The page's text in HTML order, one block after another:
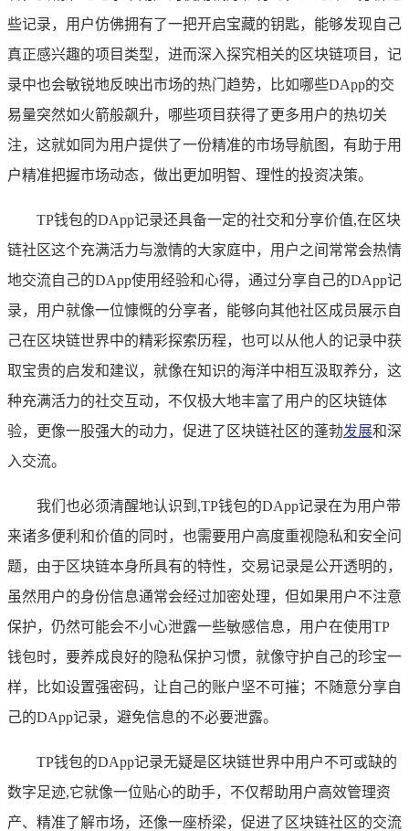
些记录，用户仿佛拥有了一把开启宝藏的钥匙，能够发现自己
真正感兴趣的项目类型，进而深入探究相关的区块链项目，记
录中也会敏锐地反映出市场的热门趋势，比如哪些DApp的交
易量突然如火箭般飙升，哪些项目获得了更多用户的热切关
注，这就如同为用户提供了一份精准的市场导航图，有助于用
户精准把握市场动态，做出更加明智、理性的投资决策。
TP钱包的DApp记录还具备一定的社交和分享价值,在区块
链社区这个充满活力与激情的大家庭中，用户之间常常会热情
地交流自己的DApp使用经验和心得，通过分享自己的DApp记
录，用户就像一位慷慨的分享者，能够向其他社区成员展示自
己在区块链世界中的精彩探索历程，也可以从他人的记录中获
取宝贵的启发和建议，就像在知识的海洋中相互汲取养分，这
种充满活力的社交互动，不仅极大地丰富了用户的区块链体
验，更像一股强大的动力，促进了区块链社区的蓬勃发展和深
入交流。
我们也必须清醒地认识到,TP钱包的DApp记录在为用户带
来诸多便利和价值的同时，也需要用户高度重视隐私和安全问
题，由于区块链本身所具有的特性，交易记录是公开透明的，
虽然用户的身份信息通常会经过加密处理，但如果用户不注意
保护，仍然可能会不小心泄露一些敏感信息，用户在使用TP
钱包时，要养成良好的隐私保护习惯，就像守护自己的珍宝一
样，比如设置强密码，让自己的账户坚不可摧；不随意分享自
己的DApp记录，避免信息的不必要泄露。
TP钱包的DApp记录无疑是区块链世界中用户不可或缺的
数字足迹,它就像一位贴心的助手，不仅帮助用户高效管理资
产、精准了解市场，还像一座桥梁，促进了区块链社区的交流